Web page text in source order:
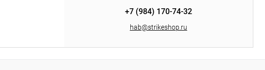
+7 (984) 170-74-32
hab@strikeshop.ru